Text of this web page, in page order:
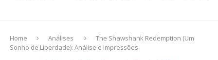
Home Análises
The Shawshank Redemption (Um
Sonho de Liberdade): Análise e Impressões